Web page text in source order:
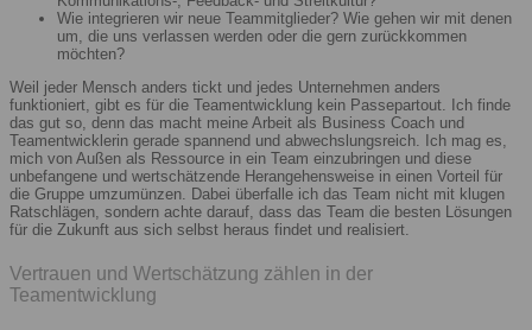
Wie integrieren wir neue Teammitglieder? Wie gehen wir mit denen
um, die uns verlassen werden oder die gern zurückkommen
möchten?
Weil jeder Mensch anders tickt und jedes Unternehmen anders
funktioniert, gibt es für die Teamentwicklung kein Passepartout. Ich finde
das gut so, denn das macht meine Arbeit als Business Coach und
Teamentwicklerin gerade spannend und abwechslungsreich. Ich mag es,
mich von Außen als Ressource in ein Team einzubringen und diese
unbefangene und wertschätzende Herangehensweise in einen Vorteil für
die Gruppe umzumünzen. Dabei überfalle ich das Team nicht mit klugen
Ratschlägen, sondern achte darauf, dass das Team die besten Lösungen
für die Zukunft aus sich selbst heraus findet und realisiert.
Vertrauen und Wertschätzung zählen in der
Teamentwicklung